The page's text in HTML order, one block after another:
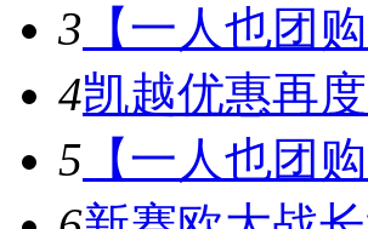
3 【一人也团
4凯越优惠再
5 【一人也团